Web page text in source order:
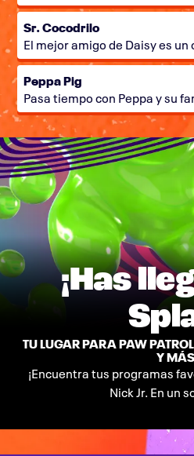
Sr. Cocodrilo
El mejor amigo de Daisy es
Peppa Pig
Pasa tiempo con Peppa y su
¡Has
TU LUGAR PARA PAW
Y MÁS
¡Encuentra tus programas
Nick Jr. En un